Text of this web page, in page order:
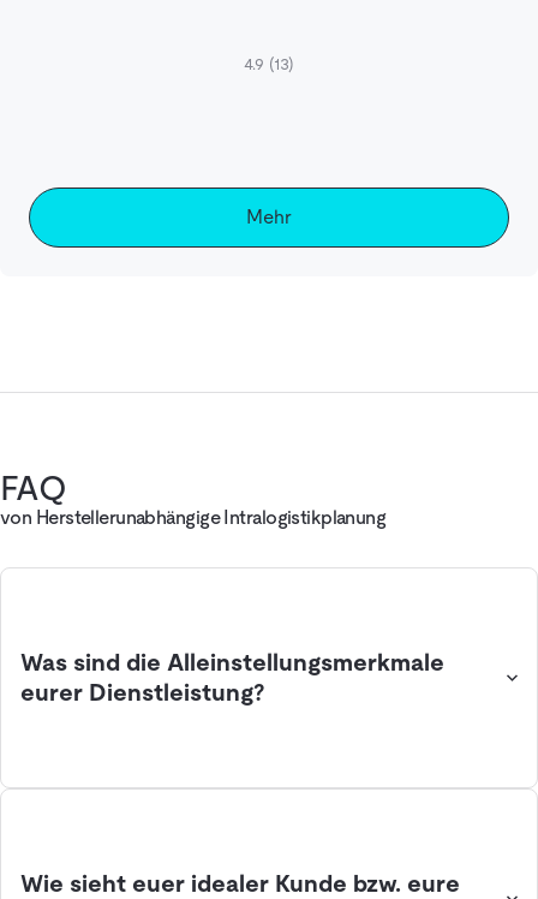
4.9 (13)
Mehr
FAQ
von Herstellerunabhängige Intralogistikplanung
Was sind die Alleinstellungsmerkmale
eurer Dienstleistung?
Wie sieht euer idealer Kunde bzw. eure